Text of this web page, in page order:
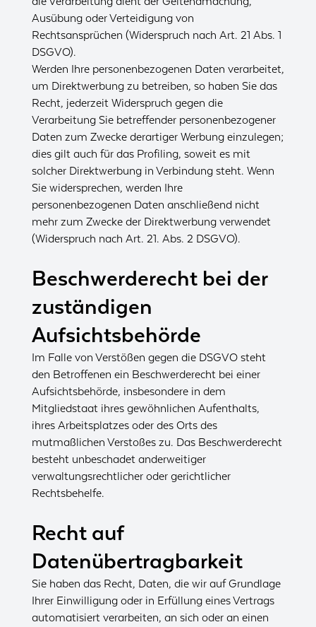
Ausübung oder Verteidigung von
Rechtsansprüchen (Widerspruch nach Art. 21 Abs. 1
DSGVO).
Werden Ihre personenbezogenen Daten verarbeitet,
um Direktwerbung zu betreiben, so haben Sie das
Recht, jederzeit Widerspruch gegen die
Verarbeitung Sie betreffender personenbezogener
Daten zum Zwecke derartiger Werbung einzulegen;
dies gilt auch für das Profiling, soweit es mit
solcher Direktwerbung in Verbindung steht. Wenn
Sie widersprechen, werden Ihre
personenbezogenen Daten anschließend nicht
mehr zum Zwecke der Direktwerbung verwendet
(Widerspruch nach Art. 21. Abs. 2 DSGVO).
Beschwerderecht bei der
zuständigen
Aufsichtsbehörde
Im Falle von Verstößen gegen die DSGVO steht
den Betroffenen ein Beschwerderecht bei einer
Aufsichtsbehörde, insbesondere in dem
Mitgliedstaat ihres gewöhnlichen Aufenthalts,
ihres Arbeitsplatzes oder des Orts des
mutmaßlichen Verstoßes zu. Das Beschwerderecht
besteht unbeschadet anderweitiger
verwaltungsrechtlicher oder gerichtlicher
Rechtsbehelfe.
Recht auf
Datenübertragbarkeit
Sie haben das Recht, Daten, die wir auf Grundlage
Ihrer Einwilligung oder in Erfüllung eines Vertrags
automatisiert verarbeiten, an sich oder an einen